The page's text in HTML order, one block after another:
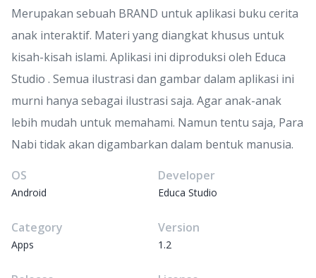
Merupakan sebuah BRAND untuk aplikasi buku cerita
anak interaktif. Materi yang diangkat khusus untuk
kisah-kisah islami. Aplikasi ini diproduksi oleh Educa
Studio . Semua ilustrasi dan gambar dalam aplikasi ini
murni hanya sebagai ilustrasi saja. Agar anak-anak
lebih mudah untuk memahami. Namun tentu saja, Para
Nabi tidak akan digambarkan dalam bentuk manusia.
OS
Android
Developer
Educa Studio
Category
Apps
Version
1.2